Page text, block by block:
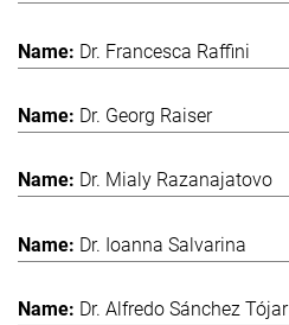
Dr. Francesca Raffini
Dr. Georg Raiser
Dr. Mialy Razanajatovo
Dr. Ioanna Salvarina
Dr. Alfredo Sánchez Tójar